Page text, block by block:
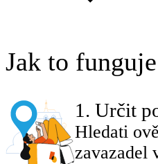
Jak to funguje
1 . Určit
Hledati
zavazadel